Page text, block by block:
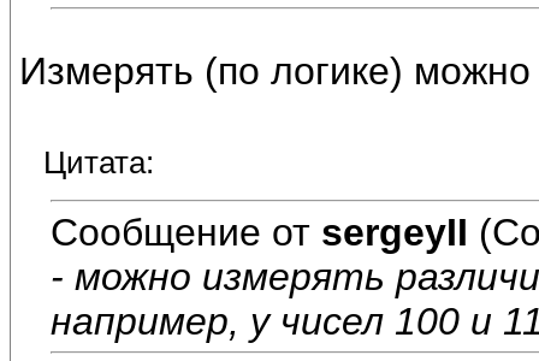
Измерять (по логике) можно
Цитата:
Сообщение от sergeyII
- можно измерять
например, у чисел 100 и